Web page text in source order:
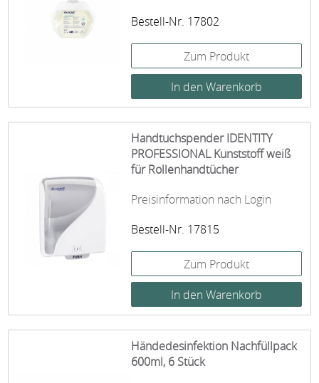
Bestell-Nr. 17802
Zum Produkt
Handtuchspender IDENTITY
PROFESSIONAL Kunststoff weiß
für Rollenhandtücher
Preisinformation nach Login
Bestell-Nr. 17815
Zum Produkt
Händedesinfektion Nachfüllpack
600ml, 6 Stück